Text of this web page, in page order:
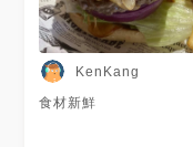
KenKang
食材新鮮